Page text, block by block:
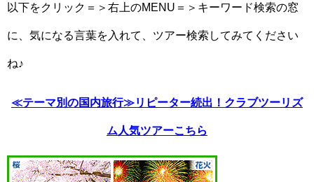
以下をクリック＝＞右上のMENU＝＞キーワード検索の窓
に、気になる言葉を入れて、ツアー検索してみてください
ね♪
≪テーマ別の国内旅行≫リピーター続出！クラブツーリズ
ム人気ツアーこちら